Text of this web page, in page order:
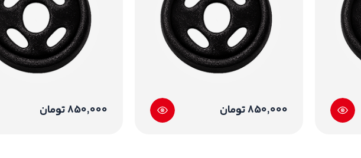
850,000 تومان 850,000 تومان